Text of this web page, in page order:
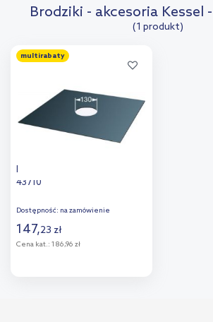
Brodziki - akcesoria Kessel
(1 produkt)
multirabaty
Kessel taśma uszczelniająca
43710
Dostępność: na zamówienie
147,23 zł
Cena kat.: 186,96 zł